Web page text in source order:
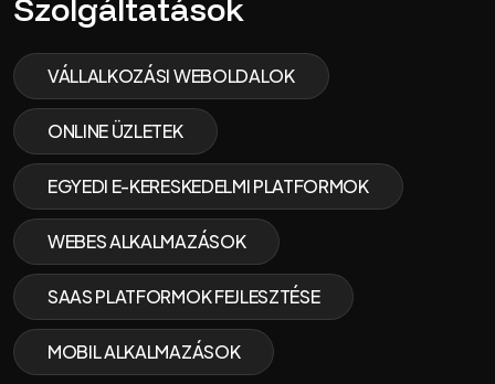
Szolgáltatások
VÁLLALKOZÁSI WEBOLDALOK
ONLINE ÜZLETEK
EGYEDI E-KERESKEDELMI PLATFORMOK
WEBES ALKALMAZÁSOK
SAAS PLATFORMOK FEJLESZTÉSE
MOBIL ALKALMAZÁSOK